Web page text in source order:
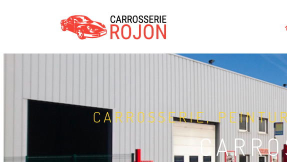
CARROSSERIE,